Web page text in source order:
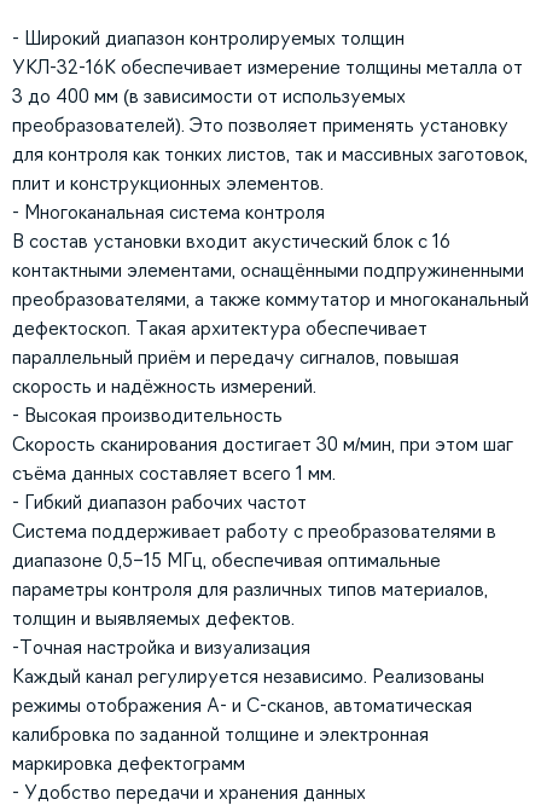
- Широкий диапазон контролируемых толщин
УКЛ-32-16К обеспечивает измерение толщины металла от
3 до 400 мм (в зависимости от используемых
преобразователей). Это позволяет применять установку
для контроля как тонких листов, так и массивных заготовок,
плит и конструкционных элементов.
- Многоканальная система контроля
В состав установки входит акустический блок с 16
контактными элементами, оснащёнными подпружиненными
преобразователями, а также коммутатор и многоканальный
дефектоскоп. Такая архитектура обеспечивает
параллельный приём и передачу сигналов, повышая
скорость и надёжность измерений.
- Высокая производительность
Скорость сканирования достигает 30 м/мин, при этом шаг
съёма данных составляет всего 1 мм.
- Гибкий диапазон рабочих частот
Система поддерживает работу с преобразователями в
диапазоне 0,5–15 МГц, обеспечивая оптимальные
параметры контроля для различных типов материалов,
толщин и выявляемых дефектов.
-Точная настройка и визуализация
Каждый канал регулируется независимо. Реализованы
режимы отображения A- и C-сканов, автоматическая
калибровка по заданной толщине и электронная
маркировка дефектограмм
- Удобство передачи и хранения данных